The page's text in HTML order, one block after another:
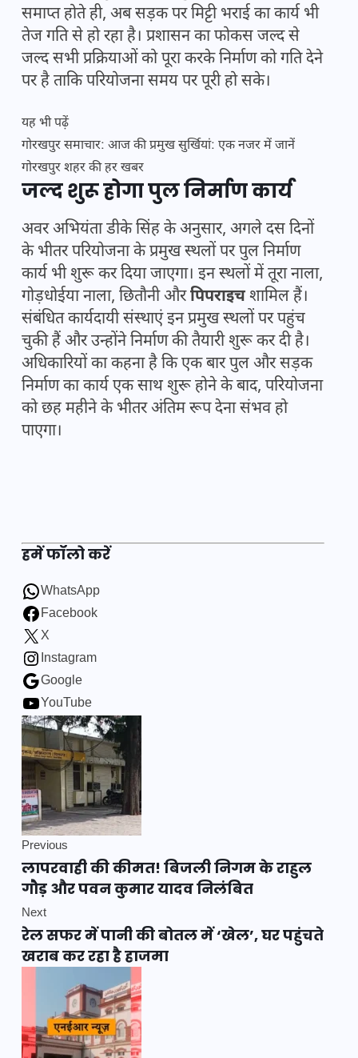
समाप्त होते ही, अब सड़क पर मिट्टी भराई का कार्य भी
तेज गति से हो रहा है। प्रशासन का फोकस जल्द से
जल्द सभी प्रक्रियाओं को पूरा करके निर्माण को गति देने
पर है ताकि परियोजना समय पर पूरी हो सके।
यह भी पढ़ें
गोरखपुर समाचार: आज की प्रमुख सुर्खियां: एक नजर में जानें
गोरखपुर शहर की हर खबर
जल्द शुरू होगा पुल निर्माण कार्य
अवर अभियंता डीके सिंह के अनुसार, अगले दस दिनों
के भीतर परियोजना के प्रमुख स्थलों पर पुल निर्माण
कार्य भी शुरू कर दिया जाएगा। इन स्थलों में तूरा नाला,
गोड़धोईया नाला, छितौनी औरपिपराइचशामिल हैं।
संबंधित कार्यदायी संस्थाएं इन प्रमुख स्थलों पर पहुंच
चुकी हैं और उन्होंने निर्माण की तैयारी शुरू कर दी है।
अधिकारियों का कहना है कि एक बार पुल और सड़क
निर्माण का कार्य एक साथ शुरू होने के बाद, परियोजना
को छह महीने के भीतर अंतिम रूप देना संभव हो
पाएगा।
हमें फॉलो करें
WhatsApp
Facebook
X
Instagram
Google
YouTube
Previous
लापरवाही की कीमत! बिजली निगम के राहुल
गौड़ और पवन कुमार यादव निलंबित
Next
रेल सफर में पानी की बोतल में ‘खेल’, घर पहुंचते
खराब कर रहा है हाजमा